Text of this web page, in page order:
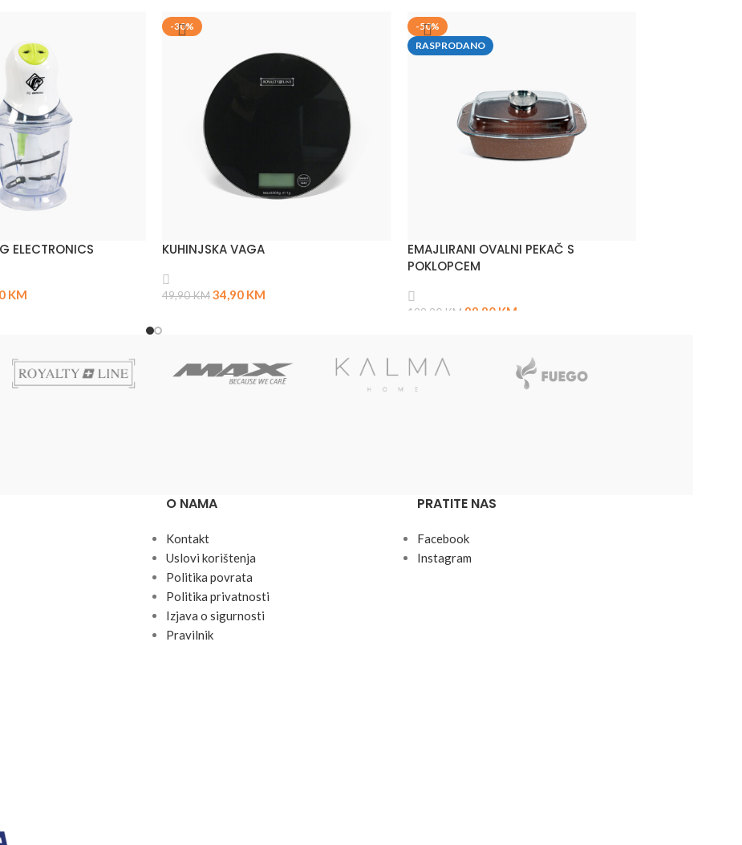
ELECTRONICS
KM
-30%
KUHINJSKA VAGA
49,90KM34,90 KM
-50%
RASPRODANO
EMAJLIRANI OVALNI PEKAČ S
POKLOPCEM
199,90 KM 99,90 KM
O NAMA
Kontakt
Uslovi korištenja
Politika povrata
Politika privatnosti
Izjava o sigurnosti
Pravilnik
PRATITE NAS
Facebook
Instagram